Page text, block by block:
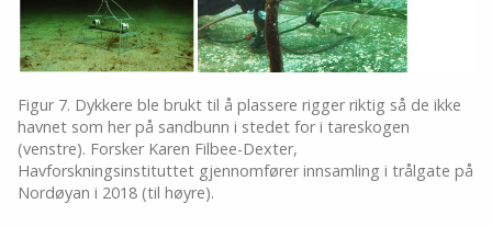
Figur 7. Dykkere ble brukt til å plassere rigger riktig så de ikke
havnet som her på sandbunn i stedet for i tareskogen
(venstre). Forsker Karen Filbee-Dexter,
Havforskningsinstituttet gjennomfører innsamling i trålgate på
Nordøyan i 2018 (til høyre).